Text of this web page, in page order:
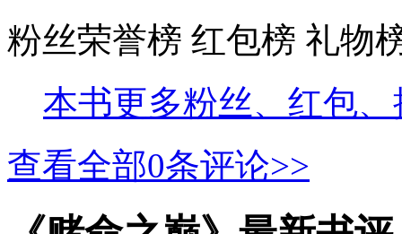
粉丝荣誉榜 红包榜 礼物
本书更多粉丝、红包
查看全部0条评论>>